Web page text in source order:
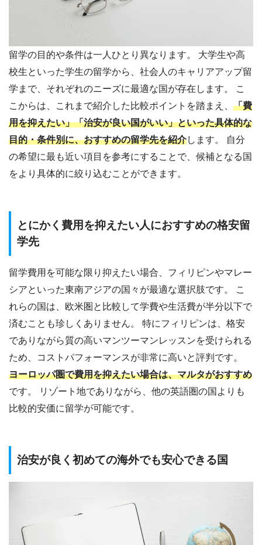
留学の目的や条件は一人ひとり異なります。 大学生や高
校生といった学生の留学から、社会人のキャリアアップ留
学まで、それぞれのニーズに最適な国が存在します。 こ
こからは、これまで紹介した比較ポイントを踏まえ、 「費
用を抑えたい」「治安が良い国がいい」といった具体的な
目的・条件別に、おすすめの留学先を紹介します。 自分
の希望に最も近い項目を参考にすることで、候補となる国
をより具体的に絞り込むことができます。
とにかく費用を抑えたい人におすすめの格安留
学先
留学費用を可能な限り抑えたい場合、フィリピンやマレー
シアといった東南アジアの国々が最適な選択肢です。 こ
れらの国は、欧米圏と比較して学費や生活費が半分以下で
済むことも珍しくありません。 特にフィリピンは、格安
でありながら質の高いマンツーマンレッスンを受けられる
ため、コストパフォーマンスが非常に高いと評判です。
ヨーロッパ圏で費用を抑えたい場合は、マルタがおすすめ
です。 リゾート地でありながら、他の英語圏の国よりも
比較的安価に留学が可能です。
治安が良く初めての海外でも安心できる国